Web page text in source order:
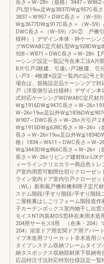
長さ＝W−28○（規格）3447＜W862
戸L型19㎜足W≦3837DW≦957C長
3837＜W957＜DWC長さ＝（W−59
W≦3677DW≦917C長さ＝（W−59
DWC長さ＝（W−59）/2○② 戸襖
様枠））デザイン本体・枠ケーシン
グWDWABC定尺材L型
928＜W871＜DWC長さ＝W−28○【
ーシング設定一覧記号在来工法A片
B片引戸2枚建、引違い戸2枚建、引
い戸3・4枚建※設定一覧内の記号と
場合は、規格設定品ケーシングで
戸（洋室側引込仕様枠）デザイン
式対応ケーシングWDWABC定尺材
W≦1916DW≦947C長さ＝
W−26○19㎜足以外
W907＜DWC長さ＝W−26○片引戸２
W≦1915DW≦638C長さ＝W−26○（
長さ＝W−26○19㎜足以外
格）1834＜W611＜DWC長さ＝
W≦3443DW≦866C長さ＝W−26○（
長さ＝W−26○リビング建材Biz-LIX
ィーラインクリエカラー商品色トレ
戸室内用窓可動間仕切りクローゼ
ライン室内ドア室内引戸クローゼ
（WL）新和風戸襖和襖和障子定尺
ステム階段/手すり階段/手すり階段
ご屋根裏はしごリフォーム階段造
子カーテンボックス室内物干し出窓
モイスNT内装材DS窓枠在来用木造
204用サーモスⅡ用 （在来・204）
204）浴室ドア用玄関ドア用アパー
イプ木造用フリーカット非木造用ジ
タイプシステム収納フレームタイ
納タスボックス収納部材床下収納有
応品特注寸法対応特別仕様設定一覧